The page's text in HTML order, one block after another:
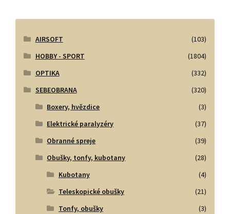
AIRSOFT
(103)
HOBBY - SPORT
(1804)
OPTIKA
(332)
SEBEOBRANA
(320)
Boxery, hvězdice
(3)
Elektrické paralyzéry
(37)
Obranné spreje
(39)
Obušky, tonfy, kubotany
(28)
Kubotany
(4)
Teleskopické obušky
(21)
Tonfy, obušky
(3)